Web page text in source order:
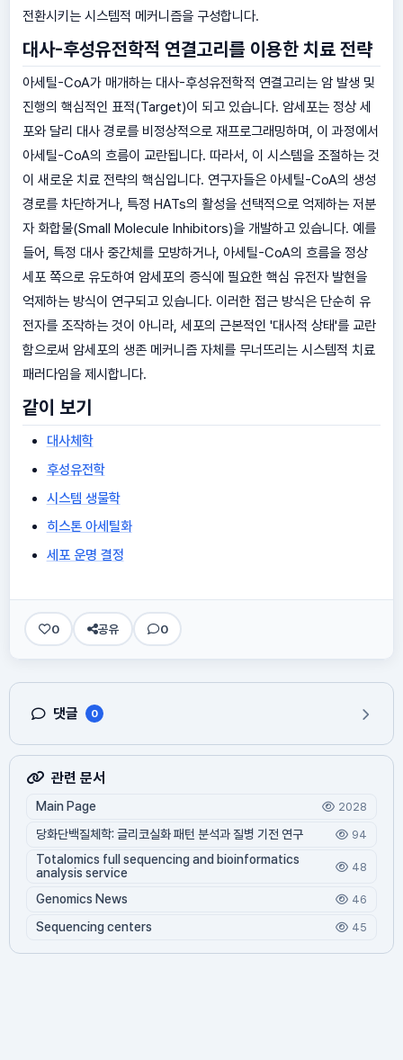
전환시키는 시스템적 메커니즘을 구성합니다.
대사-후성유전학적 연결고리를 이용한 치료 전략
아세틸-CoA가 매개하는 대사-후성유전학적 연결고리는 암 발생 및
진행의 핵심적인 표적(Target)이 되고 있습니다. 암세포는 정상 세
포와 달리 대사 경로를 비정상적으로 재프로그래밍하며, 이 과정에서
아세틸-CoA의 흐름이 교란됩니다. 따라서, 이 시스템을 조절하는 것
이 새로운 치료 전략의 핵심입니다. 연구자들은 아세틸-CoA의 생성
경로를 차단하거나, 특정 HATs의 활성을 선택적으로 억제하는 저분
자 화합물(Small Molecule Inhibitors)을 개발하고 있습니다. 예를
들어, 특정 대사 중간체를 모방하거나, 아세틸-CoA의 흐름을 정상
세포 쪽으로 유도하여 암세포의 증식에 필요한 핵심 유전자 발현을
억제하는 방식이 연구되고 있습니다. 이러한 접근 방식은 단순히 유
전자를 조작하는 것이 아니라, 세포의 근본적인 '대사적 상태'를 교란
함으로써 암세포의 생존 메커니즘 자체를 무너뜨리는 시스템적 치료
패러다임을 제시합니다.
같이 보기
대사체학
후성유전학
시스템 생물학
히스톤 아세틸화
세포 운명 결정
0 공유 0
댓글 0
관련 문서
Main Page 2028
당화단백질체학: 글리코실화 패턴 분석과 질병 기전 연구 94
Totalomics full sequencing and bioinformatics
analysis service
48
Genomics News 46
Sequencing centers 45